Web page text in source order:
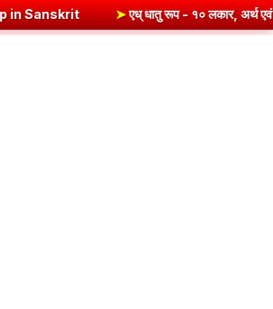
➤एध् धातु रूप - १० लकार, अर्थ एवं व्याकरण | Edh